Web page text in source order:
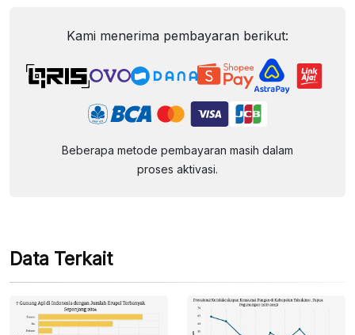
Kami menerima pembayaran berikut:
Beberapa metode pembayaran masih dalam
proses aktivasi.
Data Terkait